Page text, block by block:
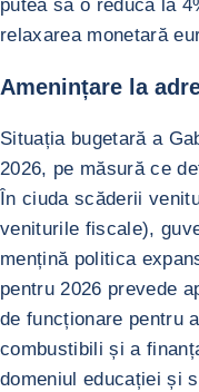
putea să o reducă la
relaxarea monetară
Amenințare la
Situația bugetară a
2026, pe măsură ce
În ciuda scăderii
veniturile fiscale),
mențină politica
pentru 2026 prevede
de funcționare pentru
combustibili și a
domeniul educației și